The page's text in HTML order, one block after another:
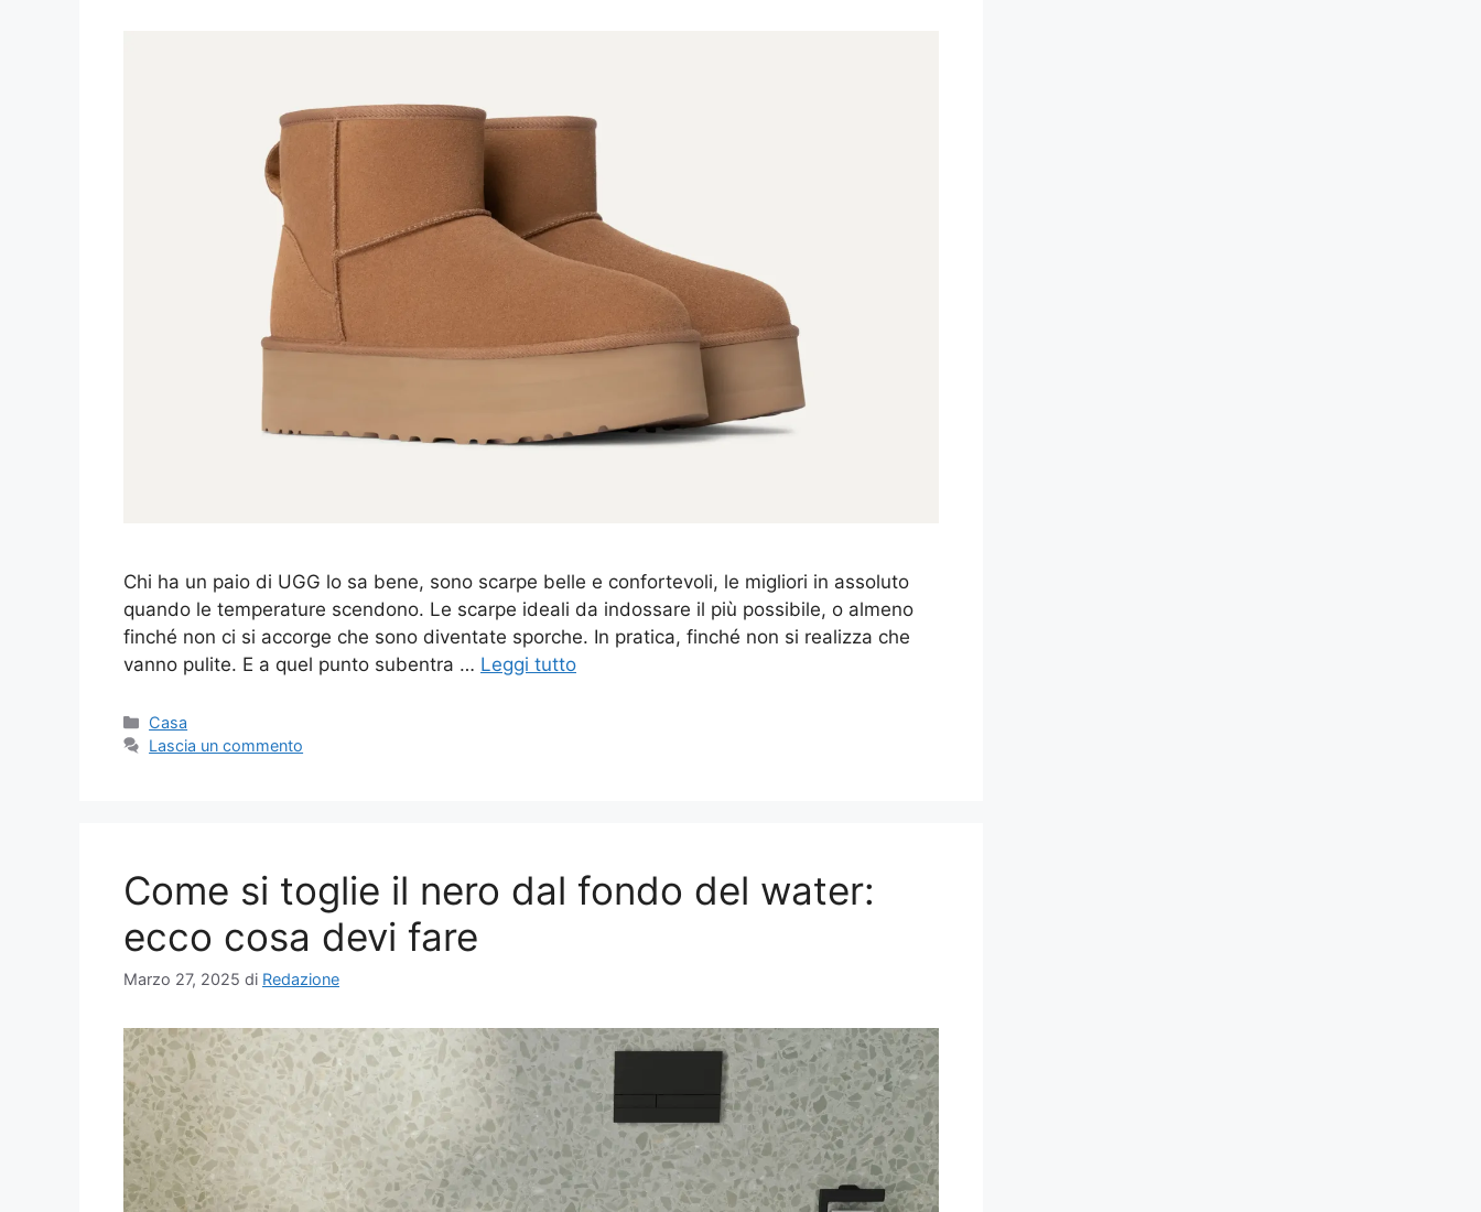
Chi ha un paio di UGG lo sa bene, sono scarpe belle e confortevoli, le migliori in assoluto
quando le temperature scendono. Le scarpe ideali da indossare il più possibile, o almeno
finché non ci si accorge che sono diventate sporche. In pratica, finché non si realizza che
vanno pulite. E a quel punto subentra … Leggi tutto
Categorie
Casa
Lascia un commento
Come si toglie il nero dal fondo del water:
ecco cosa devi fare
Marzo 27, 2025 di Redazione